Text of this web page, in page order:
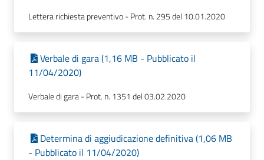
Lettera richiesta preventivo - Prot. n. 295 del 10.01.2020
Verbale di gara (1,16 MB - Pubblicato il
11/04/2020)
Verbale di gara - Prot. n. 1351 del 03.02.2020
Determina di aggiudicazione definitiva (1,06 MB
- Pubblicato il 11/04/2020)